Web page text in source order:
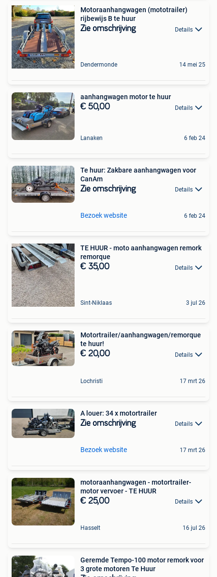
Motoraanhangwagen (mototrailer)
rijbewijs B te huur
Zie omschrijving Details
Dendermonde 14 mei 25
aanhangwagen motor te huur
€ 50,00 Details
Lanaken 6 feb 24
Te huur: Zakbare aanhangwagen voor
CanAm
Zie omschrijving Details
Bezoek website 6 feb 24
TE HUUR - moto aanhangwagen remork
remorque
€ 35,00 Details
Sint-Niklaas 3 jul 26
Motortrailer/aanhangwagen/remorque
te huur!
€ 20,00 Details
Lochristi 17 mrt 26
A louer: 34 x motortrailer
Zie omschrijving Details
Bezoek website 17 mrt 26
motoraanhangwagen - motortrailer-
motor vervoer - TE HUUR
€ 25,00 Details
Hasselt 16 jul 26
Geremde Tempo-100 motor remork voor
3 grote motoren Te Huur